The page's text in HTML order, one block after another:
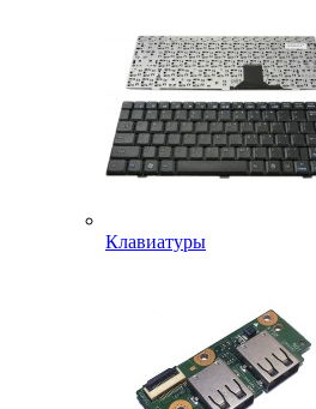
Клавиатуры